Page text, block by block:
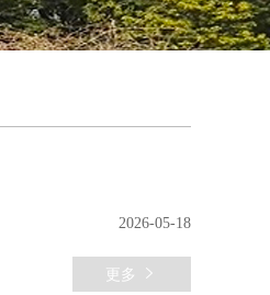
2026-05-18
更多 